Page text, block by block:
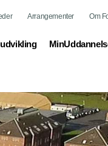
Arrangementer Om